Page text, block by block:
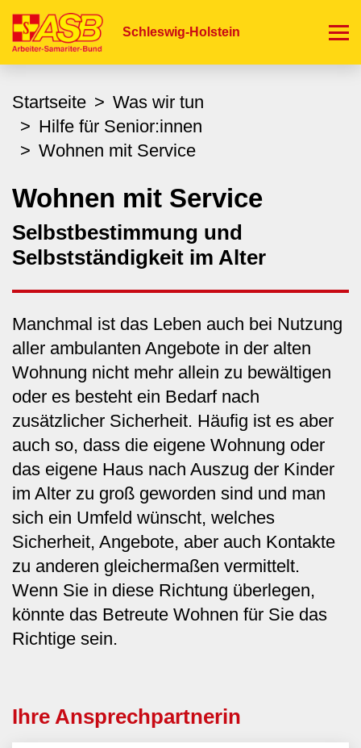
zum
Schleswig-Holstein
Startseite
Was wir tun
Hilfe für Senior:innen
Wohnen mit Service
Wohnen mit Service
Selbstbestimmung und
Selbstständigkeit im Alter
Manchmal ist das Leben auch bei Nutzung
aller ambulanten Angebote in der alten
Wohnung nicht mehr allein zu bewältigen
oder es besteht ein Bedarf nach
zusätzlicher Sicherheit. Häufig ist es aber
auch so, dass die eigene Wohnung oder
das eigene Haus nach Auszug der Kinder
im Alter zu groß geworden sind und man
sich ein Umfeld wünscht, welches
Sicherheit, Angebote, aber auch Kontakte
zu anderen gleichermaßen vermittelt.
Wenn Sie in diese Richtung überlegen,
könnte das Betreute Wohnen für Sie das
Richtige sein.
Ihre Ansprechpartnerin